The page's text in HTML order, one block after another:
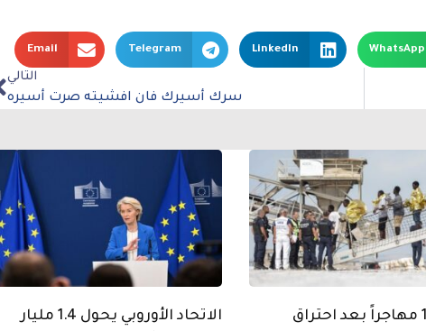
WhatsApp
LinkedIn
Telegram
Email
التالي
سرك أسيرك فان افشيته صرت أسيره
إنقاذ 157 مهاجراً بعد احتراق الاتحاد الأوروبي يحول 1.4 مليار